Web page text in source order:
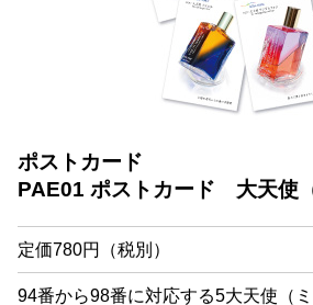
ポストカード
PAE01 ポストカード 大天使（
定価780円（税別）
94番から98番に対応する5大天使（